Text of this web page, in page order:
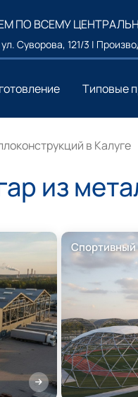
ПО ВСЕМУ
ул. Суворова, 121/3 |
Типовые
в Калуге
из
Спортивный